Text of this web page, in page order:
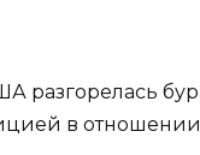
разгорелась
в отношении